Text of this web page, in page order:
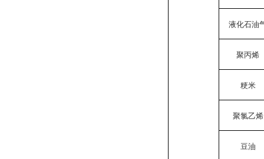
液化石油
聚丙烯
粳米
聚氯乙烯
豆油